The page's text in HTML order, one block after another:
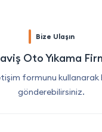
Bize Ulaşın
Oto Yıkama
formunu
gönderebilirsiniz.